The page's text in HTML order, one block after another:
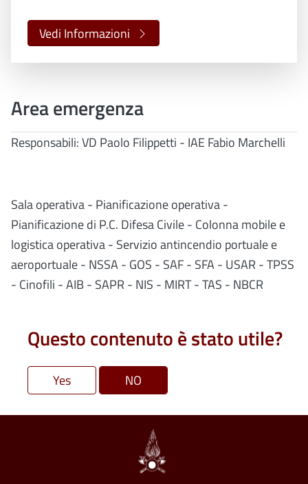
Vedi Informazioni
Area emergenza
Responsabili: VD Paolo Filippetti - IAE Fabio Marchelli
Sala operativa - Pianificazione operativa -
Pianificazione di P.C. Difesa Civile - Colonna mobile e
logistica operativa - Servizio antincendio portuale e
aeroportuale - NSSA - GOS - SAF - SFA - USAR - TPSS
- Cinofili - AIB - SAPR - NIS - MIRT - TAS - NBCR
Questo contenuto è stato utile?